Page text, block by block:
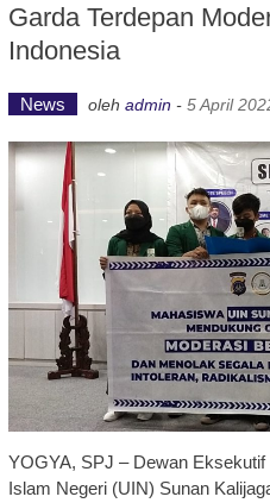
Garda Terdepan
Indonesia
News oleh admin - 5 April
YOGYA, SPJ – Dewan
Islam Negeri (UIN) Sunan